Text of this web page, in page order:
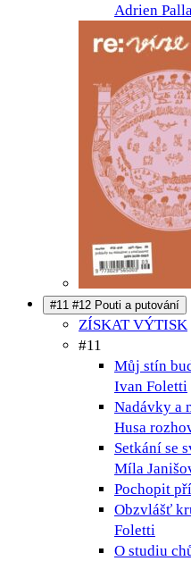
Adrien
#11 #12 Pouti a putování
ZÍSKAT VÝTISK
#11
Můj stín
Ivan Foletti
Nadávky a
Husa
Setkání se
Míla
Pochopit
Obzvlášť
Foletti
O studiu